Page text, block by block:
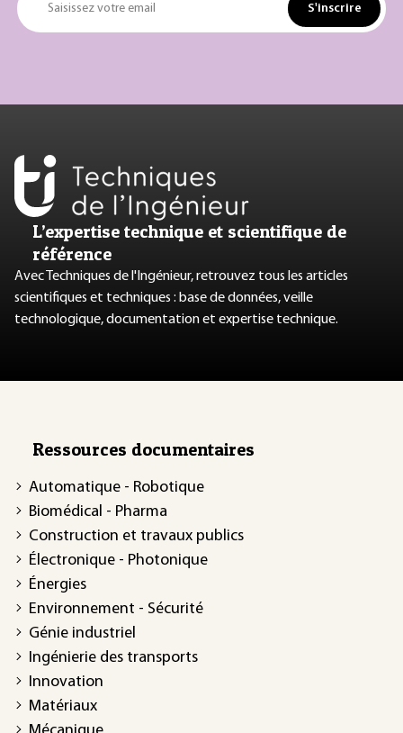
Saisissez votre email S'inscrire
L’expertise technique et scientifique de
référence
Avec Techniques de l'Ingénieur, retrouvez tous les articles
scientifiques et techniques : base de données, veille
technologique, documentation et expertise technique.
Ressources documentaires
Automatique - Robotique
Biomédical - Pharma
Construction et travaux publics
Électronique - Photonique
Énergies
Environnement - Sécurité
Génie industriel
Ingénierie des transports
Innovation
Matériaux